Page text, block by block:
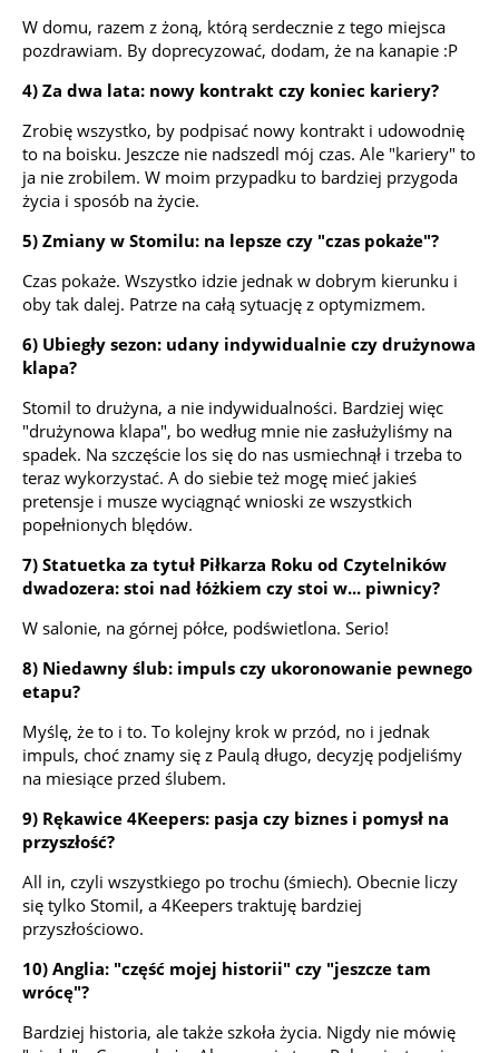
W domu, razem z żoną, którą serdecznie z tego miejsca
pozdrawiam. By doprecyzować, dodam, że na kanapie :P
4) Za dwa lata: nowy kontrakt czy koniec kariery?
Zrobię wszystko, by podpisać nowy kontrakt i udowodnię
to na boisku. Jeszcze nie nadszedl mój czas. Ale "kariery" to
ja nie zrobilem. W moim przypadku to bardziej przygoda
życia i sposób na życie.
5) Zmiany w Stomilu: na lepsze czy "czas pokaże"?
Czas pokaże. Wszystko idzie jednak w dobrym kierunku i
oby tak dalej. Patrze na całą sytuację z optymizmem.
6) Ubiegły sezon: udany indywidualnie czy drużynowa
klapa?
Stomil to drużyna, a nie indywidualności. Bardziej więc
"drużynowa klapa", bo według mnie nie zasłużyliśmy na
spadek. Na szczęście los się do nas usmiechnął i trzeba to
teraz wykorzystać. A do siebie też mogę mieć jakieś
pretensje i musze wyciągnąć wnioski ze wszystkich
popełnionych blędów.
7) Statuetka za tytuł Piłkarza Roku od Czytelników
dwadozera: stoi nad łóżkiem czy stoi w... piwnicy?
W salonie, na górnej półce, podświetlona. Serio!
8) Niedawny ślub: impuls czy ukoronowanie pewnego
etapu?
Myślę, że to i to. To kolejny krok w przód, no i jednak
impuls, choć znamy się z Paulą długo, decyzję podjeliśmy
na miesiące przed ślubem.
9) Rękawice 4Keepers: pasja czy biznes i pomysł na
przyszłość?
All in, czyli wszystkiego po trochu (śmiech). Obecnie liczy
się tylko Stomil, a 4Keepers traktuję bardziej
przyszłościowo.
10) Anglia: "część mojej historii" czy "jeszcze tam
wrócę"?
Bardziej historia, ale także szkoła życia. Nigdy nie mówię